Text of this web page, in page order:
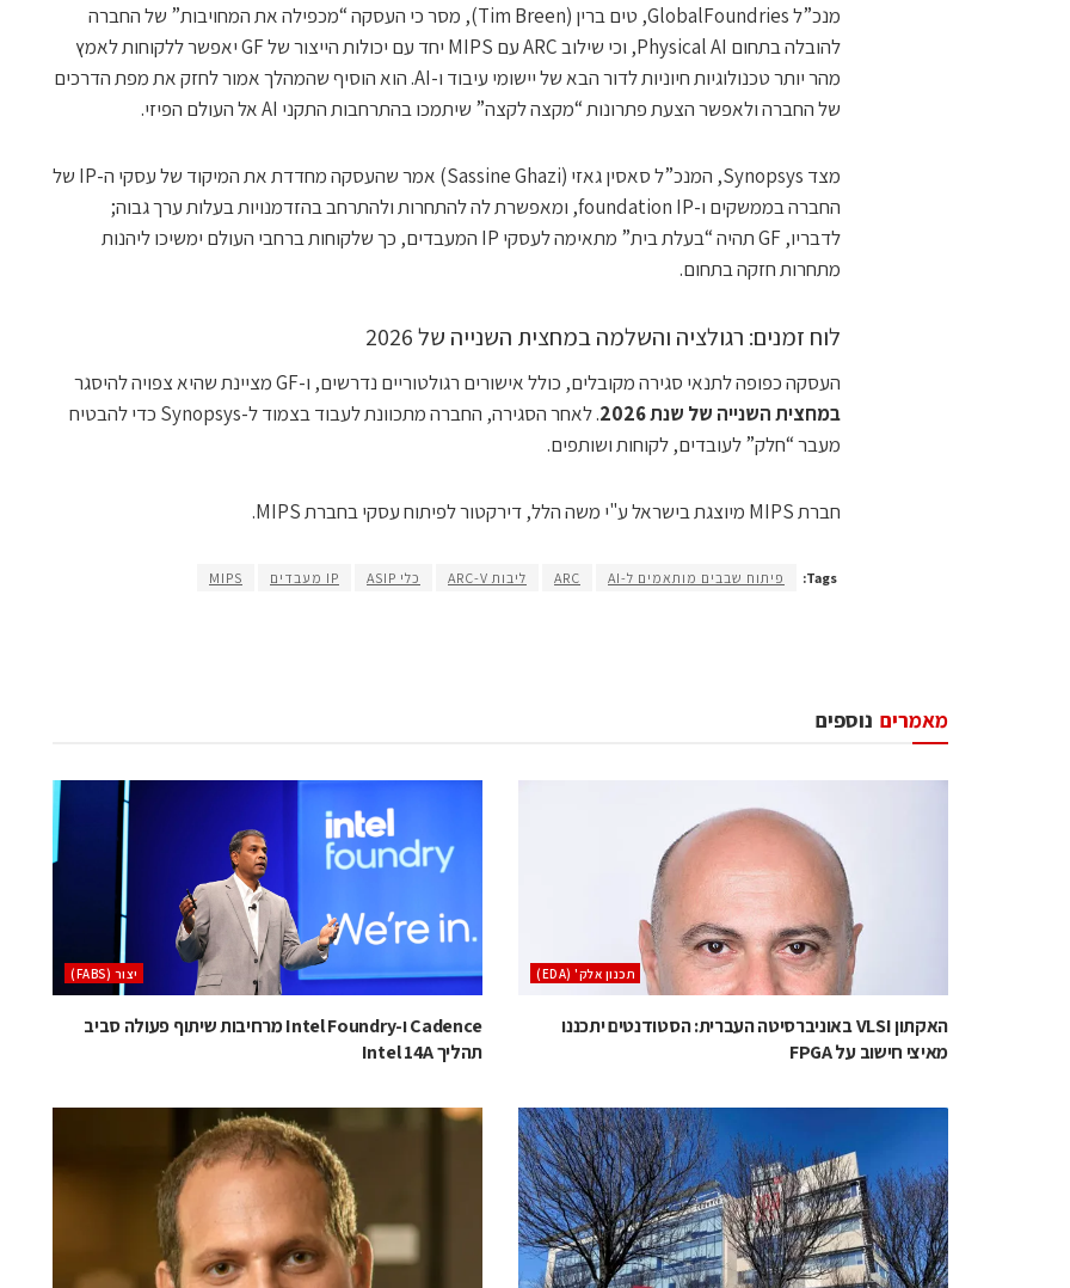
מנכ”ל GlobalFoundries, טים ברין (Tim Breen), מסר כי העסקה “מכפילה את המחויבות” של החברה
להובלה בתחום Physical AI, וכי שילוב ARC עם MIPS יחד עם יכולות הייצור של GF יאפשר ללקוחות לאמץ
מהר יותר טכנולוגיות חיוניות לדור הבא של יישומי עיבוד ו-AI. הוא הוסיף שהמהלך אמור לחזק את מפת הדרכים
של החברה ולאפשר הצעת פתרונות “מקצה לקצה” שיתמכו בהתרחבות התקני AI אל העולם הפיזי.
מצד Synopsys, המנכ”ל סאסין גאזי (Sassine Ghazi) אמר שהעסקה מחדדת את המיקוד של עסקי ה-IP של
החברה בממשקים ו-foundation IP, ומאפשרת לה להתחרות ולהתרחב בהזדמנויות בעלות ערך גבוה;
לדבריו, GF תהיה “בעלת בית” מתאימה לעסקי IP המעבדים, כך שלקוחות ברחבי העולם ימשיכו ליהנות
מתחרות חזקה בתחום.
לוח זמנים: רגולציה והשלמה במחצית השנייה של 2026
העסקה כפופה לתנאי סגירה מקובלים, כולל אישורים רגולטוריים נדרשים, ו-GF מציינת שהיא צפויה להיסגר
במחצית השנייה של שנת 2026
. לאחר הסגירה, החברה מתכוונת לעבוד בצמוד ל-Synopsys כדי להבטיח
מעבר “חלק” לעובדים, לקוחות ושותפים.
חברת MIPS מיוצגת בישראל ע"י משה הלל, דירקטור לפיתוח עסקי בחברת MIPS.
Tags: פיתוח שבבים מותאמים ל-AI ARC ליבות ARC-V כלי ASIP IP מעבדים MIPS
נוספים מאמרים
‫תכנון אלק' (‪(EDA‬‬
האקתון VLSI באוניברסיטה העברית: הסטודנטים יתכננו
מאיצי חישוב על FPGA
‫יצור (‪(FABS‬‬
Cadence ו-Intel Foundry מרחיבות שיתוף פעולה סביב
תהליך Intel 14A